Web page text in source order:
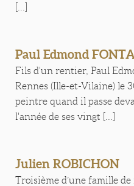
Paul Edmond
Fils d'un rentier, Paul
Rennes (Ille-et-Vilaine) le
peintre quand il passe
l'année de ses vingt [...]
Julien ROBICHON
Troisième d’une famille